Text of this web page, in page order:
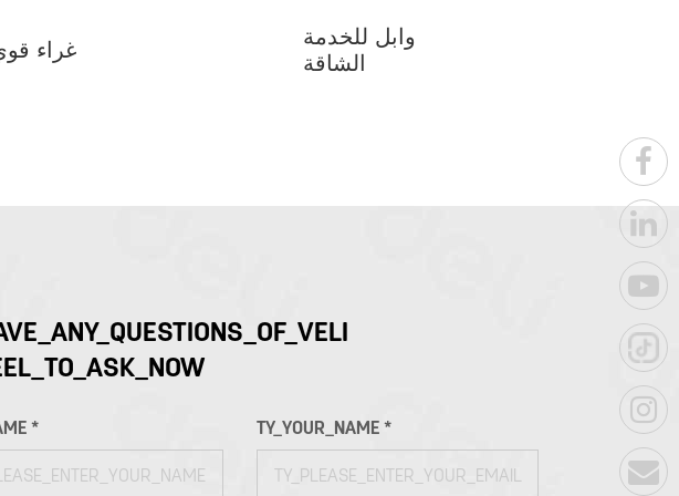
غراء
وابل للخدمة
الشاقة
* TY_YOUR_NAME *